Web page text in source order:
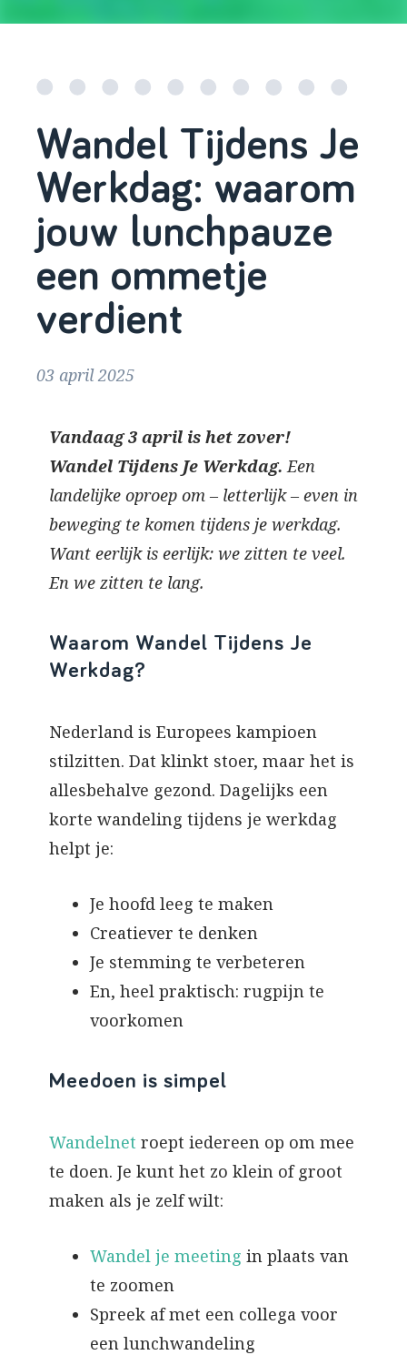
Wandel Tijdens Je
Werkdag: waarom
jouw lunchpauze
een ommetje
verdient
03 april 2025
Vandaag 3 april is het zover!
Wandel Tijdens Je Werkdag. Een
landelijke oproep om – letterlijk – even in
beweging te komen tijdens je werkdag.
Want eerlijk is eerlijk: we zitten te veel.
En we zitten te lang.
Waarom Wandel Tijdens Je
Werkdag?
Nederland is Europees kampioen
stilzitten. Dat klinkt stoer, maar het is
allesbehalve gezond. Dagelijks een
korte wandeling tijdens je werkdag
helpt je:
Je hoofd leeg te maken
Creatiever te denken
Je stemming te verbeteren
En, heel praktisch: rugpijn te
voorkomen
Meedoen is simpel
Wandelnet roept iedereen op om mee
te doen. Je kunt het zo klein of groot
maken als je zelf wilt:
Wandel je meeting in plaats van
te zoomen
Spreek af met een collega voor
een lunchwandeling